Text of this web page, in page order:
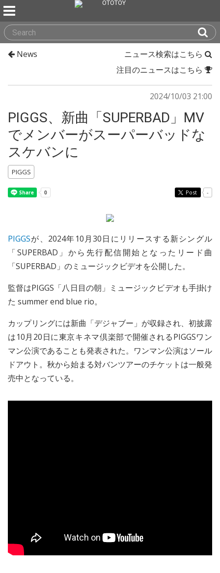
News
ニュース検索はこちら
注目のニュースはこちら
2024/10/03 21:00
PIGGS、新曲「SUPERBAD」MV
でメンバーがスーパーバッドな
スケバンに
PIGGS
Post -
PIGGSが、2024年10月30日にリリースする新シングル
「SUPERBAD」から先行配信開始となったリード曲
「SUPERBAD」のミュージックビデオを公開した。
監督はPIGGS「八日目の朝」ミュージックビデオも手掛け
た summer end blue rio。
カップリングには新曲「デジャブー」が収録され、初披露
は10月20日に東京キネマ倶楽部で開催されるPIGGSワン
マン公演であることも発表された。ワンマン公演はソール
ドアウト。秋から始まる対バンツアーのチケットは一般発
売中となっている。